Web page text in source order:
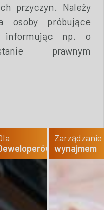
przyczyn. Należy
osoby próbujące
informując np. o
prawnym
Zarządzanie
wynajmem